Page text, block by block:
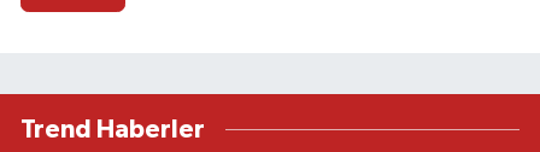
Trend Haberler